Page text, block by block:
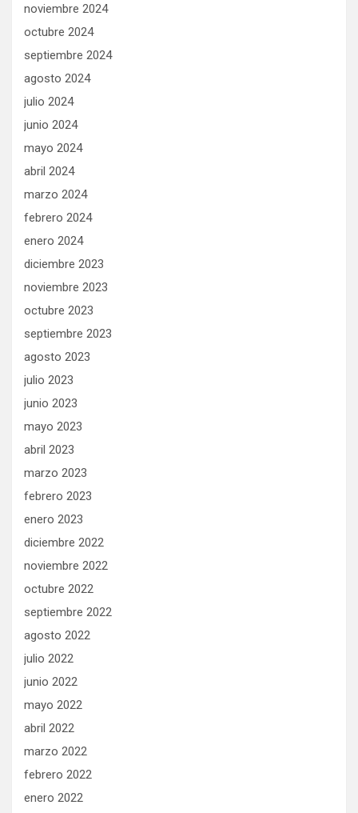
noviembre 2024
octubre 2024
septiembre 2024
agosto 2024
julio 2024
junio 2024
mayo 2024
abril 2024
marzo 2024
febrero 2024
enero 2024
diciembre 2023
noviembre 2023
octubre 2023
septiembre 2023
agosto 2023
julio 2023
junio 2023
mayo 2023
abril 2023
marzo 2023
febrero 2023
enero 2023
diciembre 2022
noviembre 2022
octubre 2022
septiembre 2022
agosto 2022
julio 2022
junio 2022
mayo 2022
abril 2022
marzo 2022
febrero 2022
enero 2022